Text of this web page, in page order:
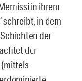
in ihrem
schreibt, in dem
der
der
(mittels